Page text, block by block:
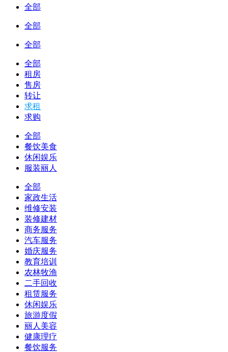
全部
全部
全部
全部
租房
售房
转让
求租
求购
全部
餐饮美食
休闲娱乐
服装丽人
全部
家政生活
维修安装
装修建材
商务服务
汽车服务
婚庆服务
教育培训
农林牧渔
二手回收
租赁服务
休闲娱乐
旅游度假
丽人美容
健康理疗
餐饮服务